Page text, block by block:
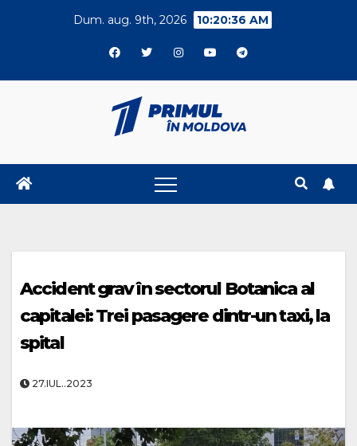
Dum. aug. 9th, 2026 10:20:36 AM
Accident grav în sectorul Botanica al
capitalei: Trei pasagere dintr-un taxi, la
spital
27.IUL..2023